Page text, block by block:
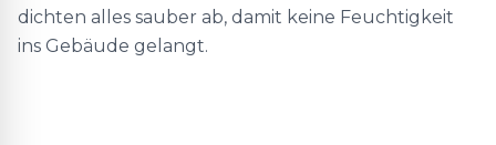
dichten alles sauber ab, damit keine Feuchtigkeit
ins Gebäude gelangt.